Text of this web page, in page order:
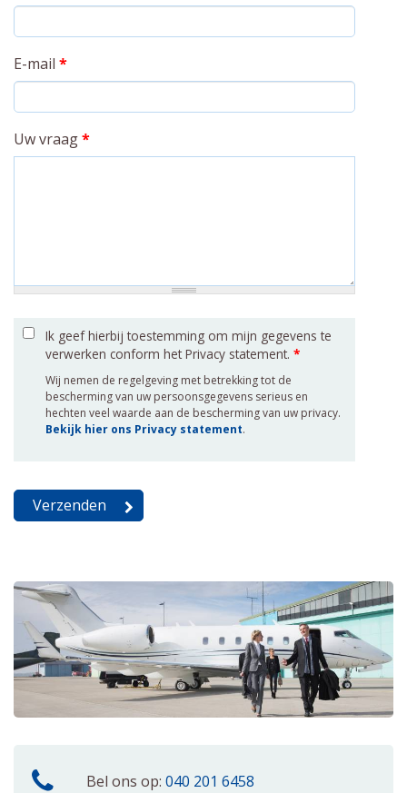
E-mail *
Uw vraag*
Ik geef hierbij toestemming om mijn gegevens te
verwerken conform het Privacy statement. *
Wij nemen de regelgeving met betrekking tot de
bescherming van uw persoonsgegevens serieus en
hechten veel waarde aan de bescherming van uw privacy.
Bekijk hier ons Privacy statement.
Bel ons op: 040 201 6458